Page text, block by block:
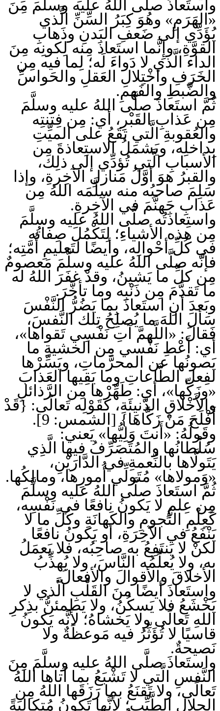
واستَعاذَ صلَّى اللهُ عليه وسلَّمَ مِنَ
«الهَرَمِ» وهُوَ كِبَرُ السِّنِّ الَّذي
يُؤَدِّي إلى ضَعفِ البَدنِ وذَهابِ
القوَّةِ، وإِنَّما استَعاذَ مِنه لِكونِه مِنَ
الداء الَّذي لا دَواءَ لَه؛ لِما فيه مِن
الخَرَفِ واخْتِلالِ العَقلِ والحَواسِّ
والضَّبطِ والفَهمِ.
ثُمَّ استَعاذَ صلَّى اللهُ عليه وسلَّمَ
مِن عَذابِ القَبْرِ، أي: مِن فِتنتِه
والعُقوبةِ الَّتي تقَعُ على الميِّتِ
بِداخلِه، ويَشمَلُ الاستِعاذةَ مِن
الأسبابِ الَّتي تُؤدِّي إلى ذلِك،
والقبرُ هوَ أوَّلُ مَنازلِ الآخِرةِ، وإذا
سَلِمَ صاحبُه منه سلَّمَه اللهُ مِن
عَذابِ جَهنَّمَ في الآخِرةِ.
واستِعاذَتُه صلَّى اللهُ عليه وسلَّمَ
مِن هذه الأشياءِ؛ لِتَكْمُلَ صِفاتُه
في كُلِّ أحْوالِه، وأيضًا لتَعليمِ أُمَّتِه؛
فإنَّه صلَّى اللهُ عليه وسلَّمَ مَعصومٌ
مِن كلِّ ما يَشينُ، وقدْ غفَرَ اللهُ له
ما تَقدَّمَ مِن ذَنْبِه وما تأخَّرَ.
وبَعدَ أنِ استَعاذَ بِما يَضُرُّ النَّفْسَ
سَألَ اللهَ ما يُصلِحُ تِلك النَّفسَ،
فَقالَ: «اللَّهمَّ آتِ نَفْسِي تَقواها»،
أي: أَعْطِ نَفْسي مِن الخشيةِ ما
يَصونُها عن المحرَّماتِ، ويَسِّرْها
لفِعلِ الطَّاعاتِ وما يَقِيها العَذابَ
«وزَكِّها»، أي: طَهِّرْها مِن الرَّذائلِ
والأَخْلاقِ الدَّنيئَةِ، كقَوْلِه تَعالَى: {قَدْ
أَفْلَحَ مَنْ زَكَّاهَا} [الشمس: 9].
وقَولُهُ: «أَنتَ وَلِيُّها» يَعني:
سُلْطانُها والمُتَصَرِّفُ فيها الَّذِي
يَتَولَّاها بالنِّعمةِ في الدَّارَيْنِ،
«وَمولاها» مُتَولِّي أُمورِها، ومالِكُها.
ثُمَّ استَعاذَ صلَّى اللهُ عليه وسلَّمَ
مِن عِلمٍ لا يَكونُ نافعًا في نَفْسِه،
كَعِلْمِ النُّجومِ والكَهانَةِ وكُلِّ ما لا
يَنْفَعُ في الآخِرَةِ، أو يَكونُ نافعًا
لكنْ لا يَنتَفِعُ به صاحِبُه، فلا يَعمَلُ
به، ولا يُعلِّمُه النَّاسَ، ولا يُهذِّبُ
الأخلاقَ والأقوالَ والأفعالَ.
واستَعاذَ أيضًا منَ القَلْبِ الَّذي لا
يَخْشَعُ فلا يَسكُنُ، ولا يَطمئنُّ بذِكرِ
اللهِ تَعالَى ولا يَخشاهُ؛ لأنَّه يَكونُ
قاسيًا لا تُؤَثِّرُ فيه مَوعظَةٌ ولا
نَصيحةٌ.
واستَعاذَ صلَّى اللهُ عليه وسلَّمَ مِنَ
النَّفسِ الَّتي لا تَشْبَعُ بما آتاها اللهُ
تَعالَى، ولا تَقنَعُ بما رَزَقَها اللهُ مِن
الحلالِ الطَّيِّبِ؛ لأنَّها تَكونُ مُتكالِبَةً